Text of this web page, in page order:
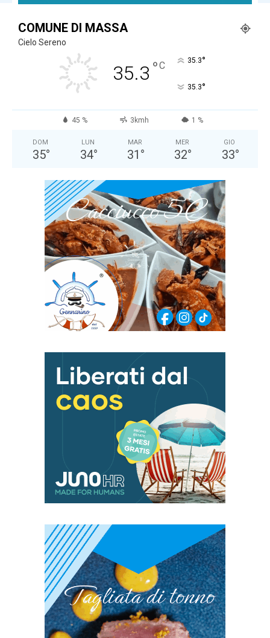
COMUNE DI MASSA
Cielo Sereno
35.3 °C 35.3°
35.3°
45 % 3kmh 1 %
DOM
35°
LUN
34°
MAR
31 °
MER
32°
GIO
33°